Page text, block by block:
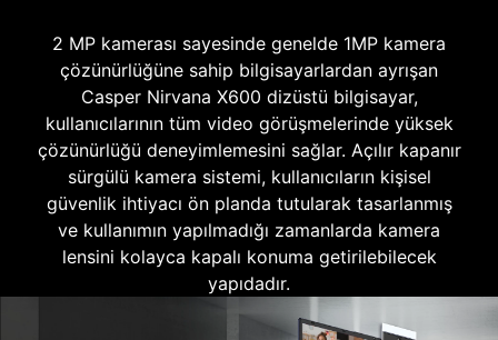
2 MP kamerası sayesinde genelde 1MP kamera
çözünürlüğüne sahip bilgisayarlardan ayrışan
Casper Nirvana X600 dizüstü bilgisayar,
kullanıcılarının tüm video görüşmelerinde yüksek
çözünürlüğü deneyimlemesini sağlar. Açılır kapanır
sürgülü kamera sistemi, kullanıcıların kişisel
güvenlik ihtiyacı ön planda tutularak tasarlanmış
ve kullanımın yapılmadığı zamanlarda kamera
lensini kolayca kapalı konuma getirilebilecek
yapıdadır.